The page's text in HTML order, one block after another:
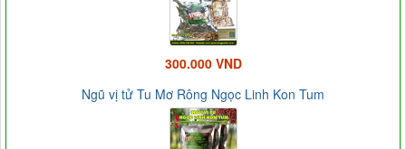
300.000 VND
Ngũ vị tử Tu Mơ Rông Ngọc Linh Kon Tum